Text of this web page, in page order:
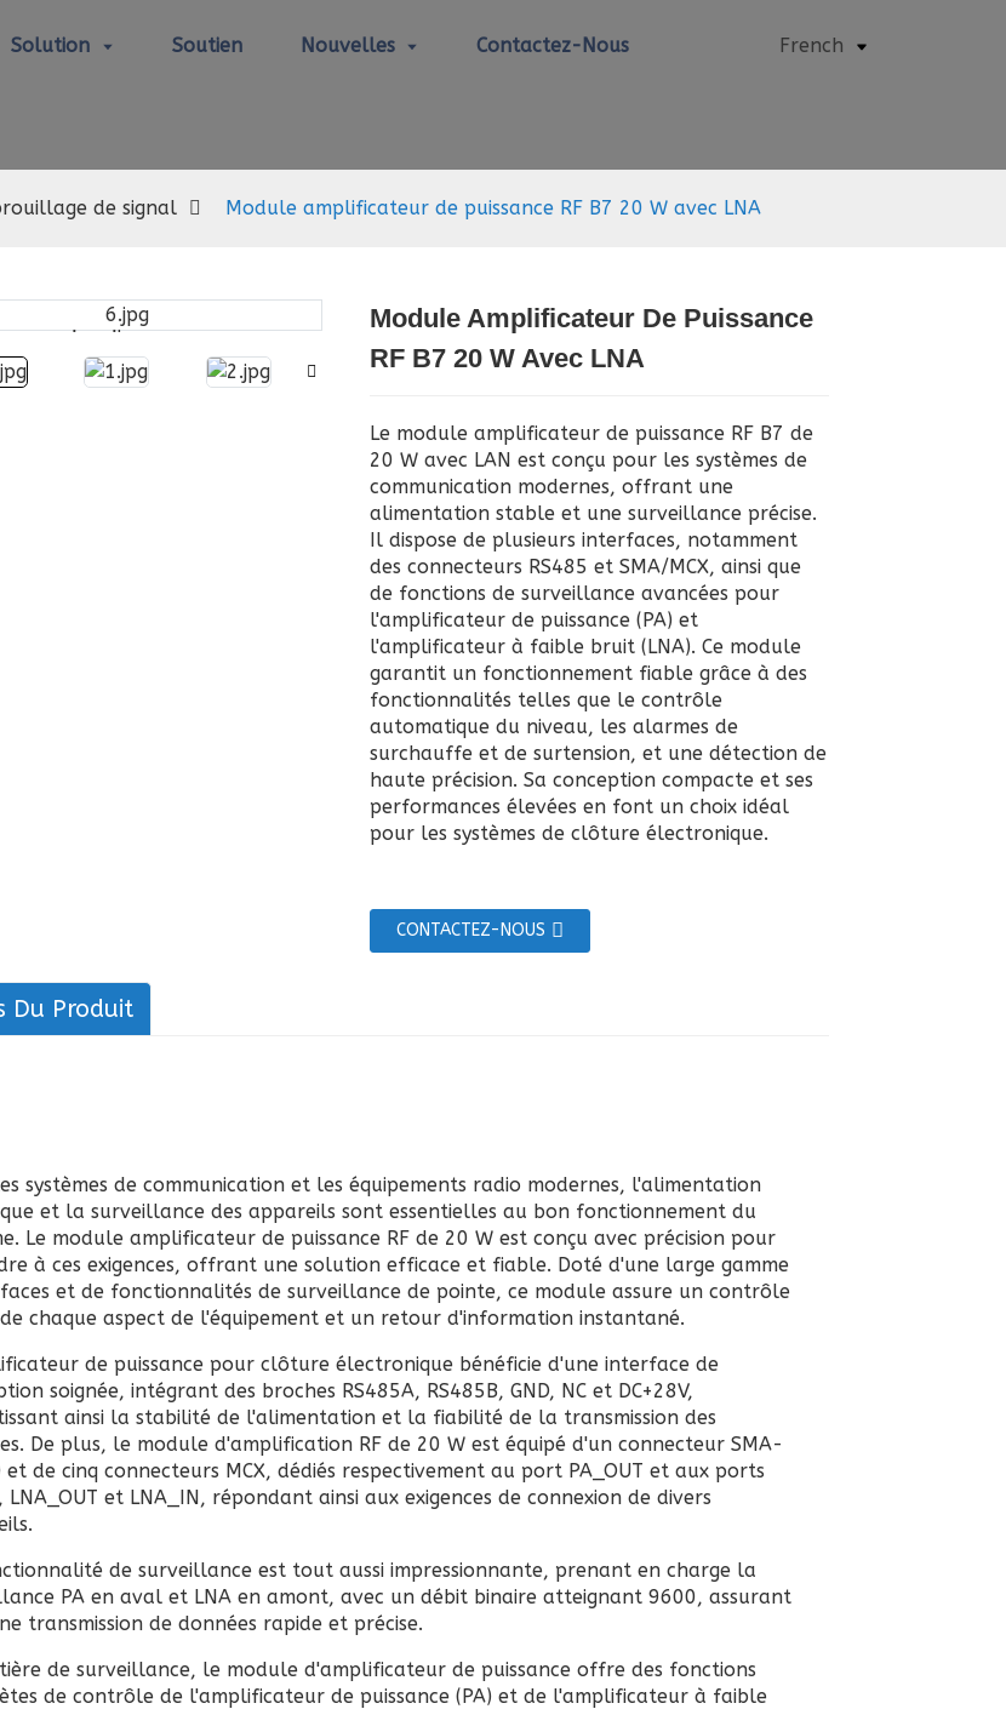
Solution Soutien Nouvelles Contactez-Nous French
de signal Module amplificateur de puissance RF B7 20 W avec LNA
Loading...
Loading... Loading...
Loading...
Module Amplificateur De Puissance
RF B7 20 W Avec LNA
Le module amplificateur de puissance RF B7 de
20 W avec LAN est conçu pour les systèmes de
communication modernes, offrant une
alimentation stable et une surveillance précise.
Il dispose de plusieurs interfaces, notamment
des connecteurs RS485 et SMA/MCX, ainsi que
de fonctions de surveillance avancées pour
l'amplificateur de puissance (PA) et
l'amplificateur à faible bruit (LNA). Ce module
garantit un fonctionnement fiable grâce à des
fonctionnalités telles que le contrôle
automatique du niveau, les alarmes de
surchauffe et de surtension, et une détection de
haute précision. Sa conception compacte et ses
performances élevées en font un choix idéal
pour les systèmes de clôture électronique.
CONTACTEZ-NOUS
Du Produit
systèmes de communication et les équipements radio modernes, l'alimentation
et la surveillance des appareils sont essentielles au bon fonctionnement du
Le module amplificateur de puissance RF de 20 W est conçu avec précision pour
à ces exigences, offrant une solution efficace et fiable. Doté d'une large gamme
et de fonctionnalités de surveillance de pointe, ce module assure un contrôle
chaque aspect de l'équipement et un retour d'information instantané.
de puissance pour clôture électronique bénéficie d'une interface de
soignée, intégrant des broches RS485A, RS485B, GND, NC et DC+28V,
ainsi la stabilité de l'alimentation et la fiabilité de la transmission des
De plus, le module d'amplification RF de 20 W est équipé d'un connecteur SMA-
et de cinq connecteurs MCX, dédiés respectivement au port PA_OUT et aux ports
LNA_OUT et LNA_IN, répondant ainsi aux exigences de connexion de divers
de surveillance est tout aussi impressionnante, prenant en charge la
PA en aval et LNA en amont, avec un débit binaire atteignant 9600, assurant
transmission de données rapide et précise.
de surveillance, le module d'amplificateur de puissance offre des fonctions
de contrôle de l'amplificateur de puissance (PA) et de l'amplificateur à faible